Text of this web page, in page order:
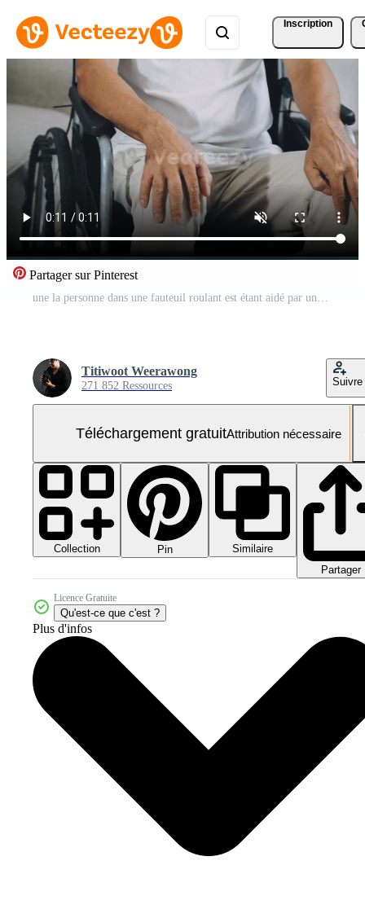
Inscription
Partager sur Pinterest
une la personne dans une fauteuil roulant est étant aidé par une la personne Vidéo Gratuite
Titiwoot Weerawong
271 852 Ressources Suivre
Téléchargement gratuitAttribution nécessaire
Collection Pin
Similaire
Partager
Licence Gratuite
Qu'est-ce que c'est ?
Plus d'infos